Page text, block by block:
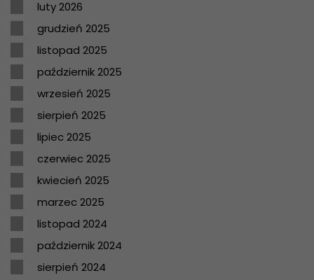
luty 2026
grudzień 2025
listopad 2025
październik 2025
wrzesień 2025
sierpień 2025
lipiec 2025
czerwiec 2025
kwiecień 2025
marzec 2025
listopad 2024
październik 2024
sierpień 2024